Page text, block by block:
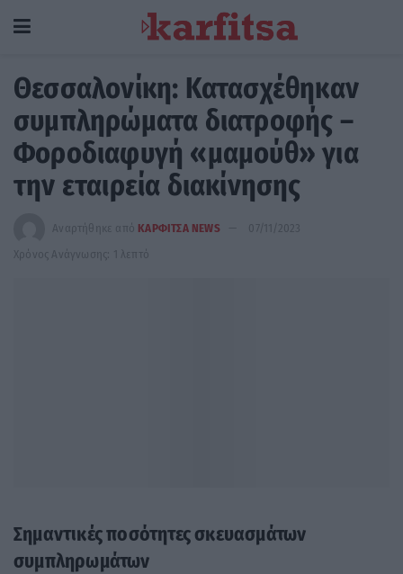
Θεσσαλονίκη: Κατασχέθηκαν
συμπληρώματα διατροφής –
Φοροδιαφυγή «μαμούθ» για
την εταιρεία διακίνησης
Αναρτήθηκε από ΚΑΡΦΙΤΣΑ NEWS
07/11/2023
Χρόνος Ανάγνωσης: 1 λεπτό
Σημαντικές ποσότητες σκευασμάτων
συμπληρωμάτων